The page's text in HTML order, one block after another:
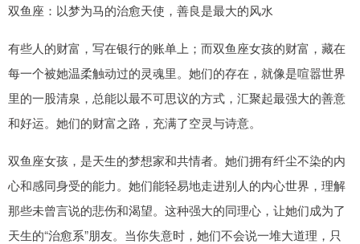
双鱼座：以梦为马的治愈天使，善良是最大的风水
有些人的财富，写在银行的账单上；而双鱼座女孩的财富，藏在
每一个被她温柔触动过的灵魂里。她们的存在，就像是喧嚣世界
里的一股清泉，总能以最不可思议的方式，汇聚起最强大的善意
和好运。她们的财富之路，充满了空灵与诗意。
双鱼座女孩，是天生的梦想家和共情者。她们拥有纤尘不染的内
心和感同身受的能力。她们能轻易地走进别人的内心世界，理解
那些未曾言说的悲伤和渴望。这种强大的同理心，让她们成为了
天生的“治愈系”朋友。当你失意时，她们不会说一堆大道理，只